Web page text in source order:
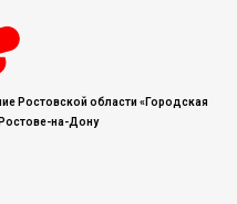
Ростовской области «Городская
на-Дону